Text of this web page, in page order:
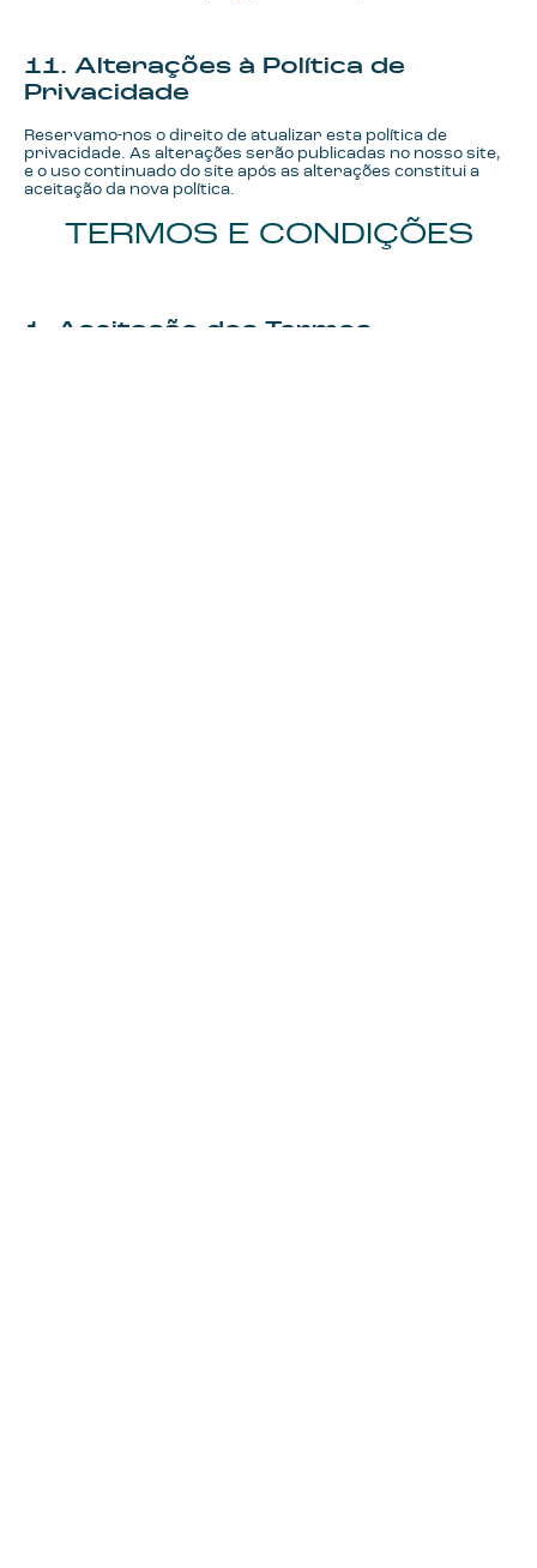
11. Alterações à Política de
Privacidade
Reservamo-nos o direito de atualizar esta política de
privacidade. As alterações serão publicadas no nosso site,
e o uso continuado do site após as alterações constitui a
aceitação da nova política.
TERMOS E CONDIÇÕES
1. Aceitação dos Termos